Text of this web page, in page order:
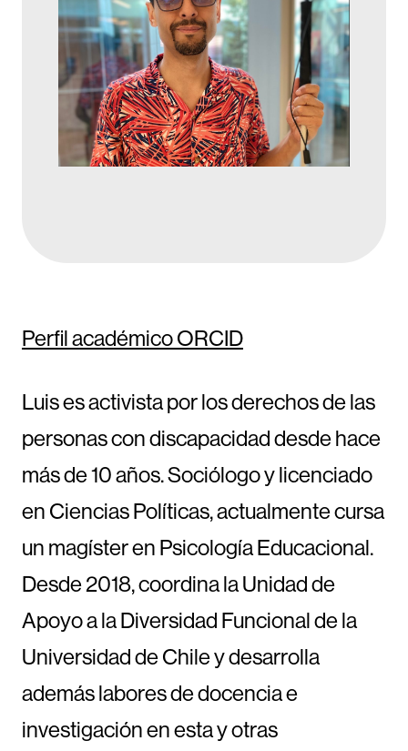
Perfil académico ORCID
Luis es activista por los derechos de las
personas con discapacidad desde hace
más de 10 años. Sociólogo y licenciado
en Ciencias Políticas, actualmente cursa
un magíster en Psicología Educacional.
Desde 2018, coordina la Unidad de
Apoyo a la Diversidad Funcional de la
Universidad de Chile y desarrolla
además labores de docencia e
investigación en esta y otras